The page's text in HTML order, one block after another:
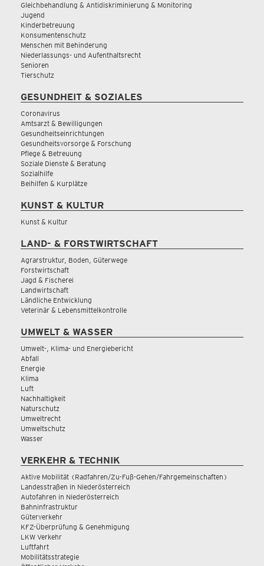
Gleichbehandlung & Antidiskriminierung & Monitoring
Jugend
Kinderbetreuung
Konsumentenschutz
Menschen mit Behinderung
Niederlassungs- und Aufenthaltsrecht
Senioren
Tierschutz
GESUNDHEIT & SOZIALES
Coronavirus
Amtsarzt & Bewilligungen
Gesundheitseinrichtungen
Gesundheitsvorsorge & Forschung
Pflege & Betreuung
Soziale Dienste & Beratung
Sozialhilfe
Beihilfen & Kurplätze
KUNST & KULTUR
Kunst & Kultur
LAND- & FORSTWIRTSCHAFT
Agrarstruktur, Boden, Güterwege
Forstwirtschaft
Jagd & Fischerei
Landwirtschaft
Ländliche Entwicklung
Veterinär & Lebensmittelkontrolle
UMWELT & WASSER
Umwelt-, Klima- und Energiebericht
Abfall
Energie
Klima
Luft
Nachhaltigkeit
Naturschutz
Umweltrecht
Umweltschutz
Wasser
VERKEHR & TECHNIK
Aktive Mobilität (Radfahren/Zu-Fuß-Gehen/Fahrgemeinschaften)
Landesstraßen in Niederösterreich
Autofahren in Niederösterreich
Bahninfrastruktur
Güterverkehr
KFZ-Überprüfung & Genehmigung
LKW Verkehr
Luftfahrt
Mobilitätsstrategie